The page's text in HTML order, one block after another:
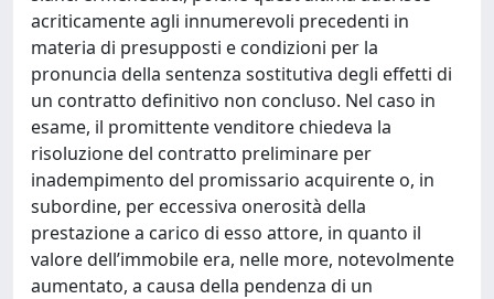
acriticamente agli innumerevoli precedenti in
materia di presupposti e condizioni per la
pronuncia della sentenza sostitutiva degli effetti di
un contratto definitivo non concluso. Nel caso in
esame, il promittente venditore chiedeva la
risoluzione del contratto preliminare per
inadempimento del promissario acquirente o, in
subordine, per eccessiva onerosità della
prestazione a carico di esso attore, in quanto il
valore dell’immobile era, nelle more, notevolmente
aumentato, a causa della pendenza di un